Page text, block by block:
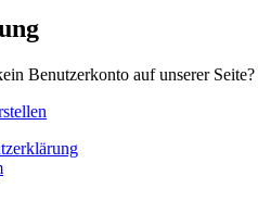
Benutzerkonto auf unserer Seite?